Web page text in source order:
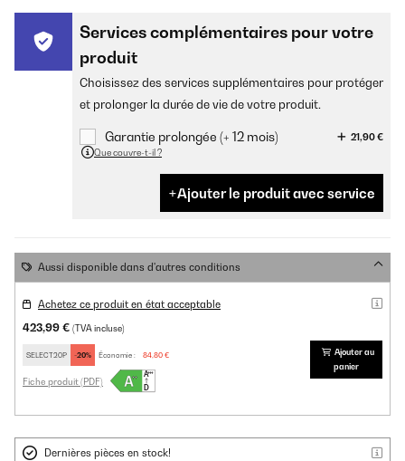
Services complémentaires pour votre
produit
Choisissez des services supplémentaires pour protéger
et prolonger la durée de vie de votre produit.
Garantie prolongée (+ 12 mois)
21,90 €
Que couvre-t-il ?
Ajouter le produit avec service
Aussi disponible dans d'autres conditions
Achetez ce produit en état acceptable
423,99 € (TVA incluse)
SELECT20P -20% Économie : 84,80 €
Fiche produit (PDF)
Ajouter au
panier
Dernières pièces en stock!